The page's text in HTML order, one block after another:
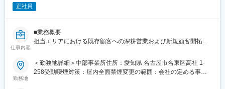
・コンペ・入札案件の対応
※既存顧客が中心ですが、大手企業のためコンペが発生します
◎「製品」ではなく「工場全体」を提案
ボイラだけでなく、エネルギー・水・空調など、工場全体の最適
化を提案する“上流営業”です。
正社員
仕事内容
■業務概要
担当エリアにおける既存顧客への深耕営業および新規顧客開拓を
工課題を把握したうえで最適なレーザソリューションを提案する
技術営業型のポジションです。
営業技術部門やサービス部門と連携しながら、提案から導入後フ
勤務地
＜勤務地詳細＞中部事業所住所：愛知県 名古屋市名東区高社 1-
258受動喫煙対策：屋内全面禁煙変更の範囲：会社の定める事業